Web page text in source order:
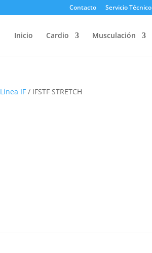
Contacto Servicio Técnico
Inicio Cardio Musculación
Línea IF / IFSTF STRETCH